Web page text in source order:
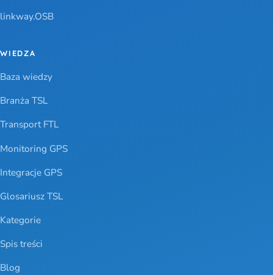
linkway.OSB
WIEDZA
Baza wiedzy
Branża TSL
Transport FTL
Monitoring GPS
Integracje GPS
Glosariusz TSL
Kategorie
Spis treści
Blog